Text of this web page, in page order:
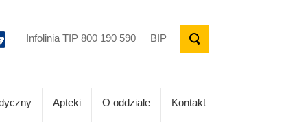
Infolinia TIP 800 190 590 BIP
Apteki O oddziale Kontakt